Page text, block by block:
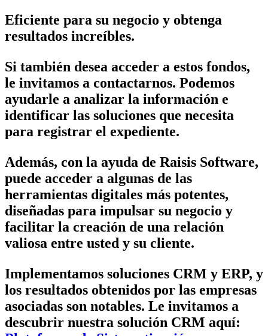
Eficiente para su negocio y obtenga
resultados increíbles.
Si también desea acceder a estos fondos,
le invitamos a contactarnos. Podemos
ayudarle a analizar la información e
identificar las soluciones que necesita
para registrar el expediente.
Además, con la ayuda de Raisis Software,
puede acceder a algunas de las
herramientas digitales más potentes,
diseñadas para impulsar su negocio y
facilitar la creación de una relación
valiosa entre usted y su cliente.
Implementamos soluciones CRM y ERP, y
los resultados obtenidos por las empresas
asociadas son notables. Le invitamos a
descubrir nuestra solución CRM aquí: